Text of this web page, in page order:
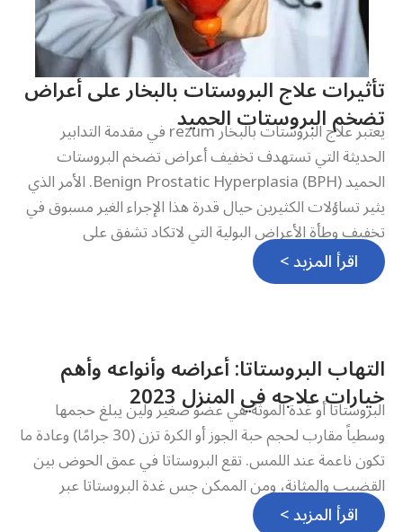
تأثيرات علاج البروستات بالبخار على أعراض
تضخم البروستات الحميد يعتبر علاج البروستات بالبخار rezum في مقدمة التدابير
الحديثة التي تستهدف تخفيف أعراض تضخم البروستات
الحميد Benign Prostatic Hyperplasia (BPH). الأمر الذي
يثير تساؤلات الكثيرين حيال قدرة هذا الإجراء الغير مسبوق في
تخفيف وطأة الأعراض البولية التي لاتكاد تشفق على
اقرأ المزيد >
التهاب البروستاتا: أعراضه وأنواعه وأهم
خيارات علاجه في المنزل 2023
البروستاتا أو غدة الموثة هي عضو صغير ولين يبلغ حجمها
وسطياً مقارب لحجم حبة الجوز أو الكرة تزن (30 جرامًا) وعادة ما
تكون ناعمة عند اللمس. تقع البروستاتا في عمق الحوض بين
القضيب والمثانة، ومن الممكن جس غدة البروستاتا عبر
اقرأ المزيد >